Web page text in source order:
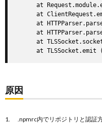
at
at
at
at
at
at TLSSocket.emit
原因
.npmrc内でリポジトリと認証